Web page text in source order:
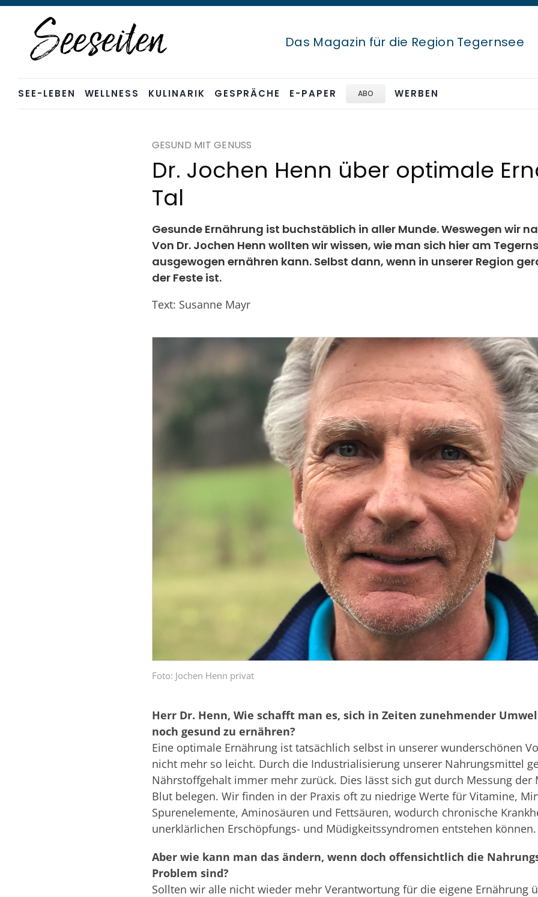
Skip
content
Das Magazin für die Region Tegernsee
SEE-LEBEN WELLNESS KULINARIK GESPRÄCHE E-PAPER ABO WERBEN
GESUND MIT GENUSS
Dr. Jochen Henn über optimale
Tal
Gesunde Ernährung ist buchstäblich in aller Munde. Weswegen wir
Von Dr. Jochen Henn wollten wir wissen, wie man sich hier am
ausgewogen ernähren kann. Selbst dann, wenn in unserer Region
der Feste ist.
Text: Susanne Mayr
Foto: Jochen Henn privat
Herr Dr. Henn, Wie schafft man es, sich in Zeiten zunehmender
noch gesund zu ernähren?
Eine optimale Ernährung ist tatsächlich selbst in unserer wunderschönen
nicht mehr so leicht. Durch die Industrialisierung unserer Nahrungsmittel
Nährstoffgehalt immer mehr zurück. Dies lässt sich gut durch Messung
Blut belegen. Wir finden in der Praxis oft zu niedrige Werte für Vitamine,
Spurenelemente, Aminosäuren und Fettsäuren, wodurch chronische
unerklärlichen Erschöpfungs- und Müdigkeitssyndromen entstehen können.
Aber wie kann man das ändern, wenn doch offensichtlich die
Problem sind?
Sollten wir alle nicht wieder mehr Verantwortung für die eigene Ernährung